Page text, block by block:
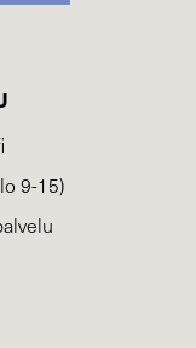
9-15)